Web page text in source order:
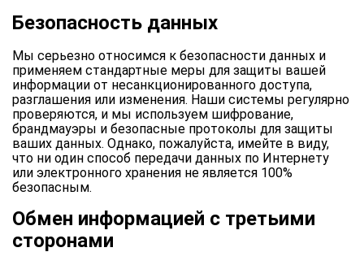
Безопасность данных
Мы серьезно относимся к безопасности данных и
применяем стандартные меры для защиты вашей
информации от несанкционированного доступа,
разглашения или изменения. Наши системы регулярно
проверяются, и мы используем шифрование,
брандмауэры и безопасные протоколы для защиты
ваших данных. Однако, пожалуйста, имейте в виду,
что ни один способ передачи данных по Интернету
или электронного хранения не является 100%
безопасным.
Обмен информацией с третьими
сторонами